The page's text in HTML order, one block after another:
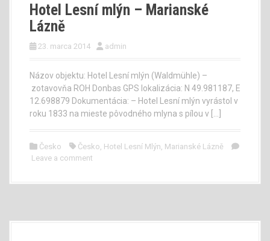
Hotel Lesní mlýn – Marianské
Lázně
23. marca 2014 admin
Názov objektu: Hotel Lesní mlýn (Waldmühle) –
zotavovňa ROH Donbas GPS lokalizácia: N 49.981187, E
12.698879 Dokumentácia: – Hotel Lesní mlýn vyrástol v
roku 1833 na mieste pôvodného mlyna s pílou v […]
Česko Česko Hotel Lesní Mlýn Marianské Lázně
Leave a comment